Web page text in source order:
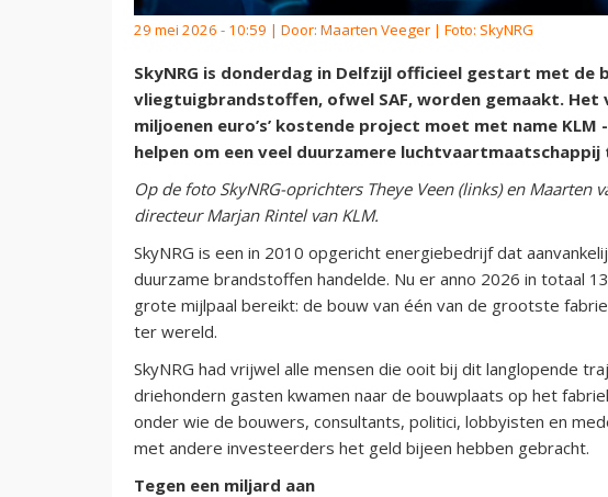
29 mei 2026 - 10:59 | Door: Maarten Veeger | Foto: SkyNRG
SkyNRG is donderdag in Delfzijl officieel gestart met de
vliegtuigbrandstoffen, ofwel SAF, worden gemaakt. Het
miljoenen euro’s’ kostende project moet met name
helpen om een veel duurzamere
Op de foto SkyNRG-oprichters Theye Veen (links) en Maarten
directeur Marjan Rintel van KLM.
SkyNRG is een in 2010 opgericht energiebedrijf dat
duurzame brandstoffen handelde. Nu er anno 2026 in totaal
grote mijlpaal bereikt: de bouw van één van de grootste
ter wereld.
SkyNRG had vrijwel alle mensen die ooit bij dit langlopende
driehondern gasten kwamen naar de bouwplaats op het
onder wie de bouwers, consultants, politici, lobbyisten en
met andere investeerders het geld bijeen hebben gebracht.
Tegen een miljard aan